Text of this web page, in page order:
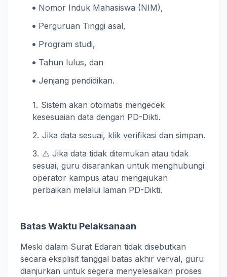
Nomor Induk Mahasiswa (NIM),
Perguruan Tinggi asal,
Program studi,
Tahun lulus, dan
Jenjang pendidikan.
Sistem akan otomatis mengecek
kesesuaian data dengan PD-Dikti.
Jika data sesuai, klik verifikasi dan simpan.
⚠️ Jika data tidak ditemukan atau tidak
sesuai, guru disarankan untuk menghubungi
operator kampus atau mengajukan
perbaikan melalui laman PD-Dikti.
Batas Waktu Pelaksanaan
Meski dalam Surat Edaran tidak disebutkan
secara eksplisit tanggal batas akhir verval, guru
dianjurkan untuk segera menyelesaikan proses